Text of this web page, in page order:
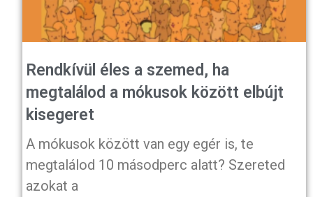
Rendkívül éles a szemed, ha
megtalálod a mókusok között elbújt
kisegeret
A mókusok között van egy egér is, te
megtalálod 10 másodperc alatt? Szereted
azokat a